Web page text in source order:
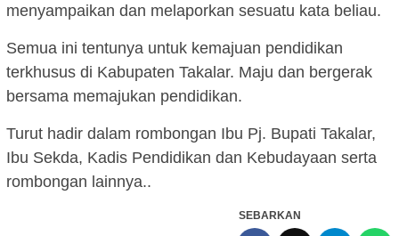
menyampaikan dan melaporkan sesuatu kata beliau.
Semua ini tentunya untuk kemajuan pendidikan
terkhusus di Kabupaten Takalar. Maju dan bergerak
bersama memajukan pendidikan.
Turut hadir dalam rombongan Ibu Pj. Bupati Takalar,
Ibu Sekda, Kadis Pendidikan dan Kebudayaan serta
rombongan lainnya..
SEBARKAN